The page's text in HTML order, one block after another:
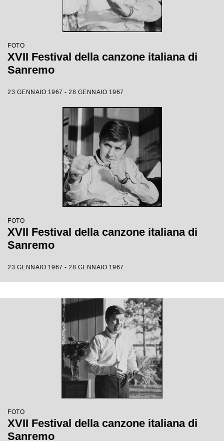
FOTO
XVII Festival della canzone italiana di
Sanremo
23 GENNAIO 1967 - 28 GENNAIO 1967
FOTO
XVII Festival della canzone italiana di
Sanremo
23 GENNAIO 1967 - 28 GENNAIO 1967
FOTO
XVII Festival della canzone italiana di
Sanremo